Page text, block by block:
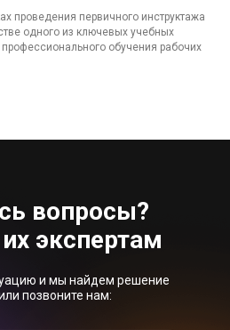
проведения первичного инструктажа
одного из ключевых учебных
обучения рабочих
вопросы?
экспертам
и мы найдем решение
позвоните нам: